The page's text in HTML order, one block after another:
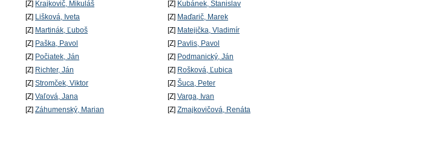
[Z] Krajkovič, Mikuláš [Z] Kubánek, Stanislav
[Z] Lišková, Iveta [Z] Maďarič, Marek
[Z] Martinák, Ľuboš [Z] Matejička, Vladimír
[Z] Paška, Pavol [Z] Pavlis, Pavol
[Z] Počiatek, Ján [Z] Podmanický, Ján
[Z] Richter, Ján [Z] Rošková, Ľubica
[Z] Stromček, Viktor [Z] Šuca, Peter
[Z] Vaľová, Jana [Z] Varga, Ivan
[Z] Záhumenský, Marian [Z] Zmajkovičová, Renáta